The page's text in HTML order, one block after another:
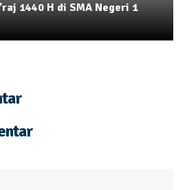
1440 H di SMA Negeri 1